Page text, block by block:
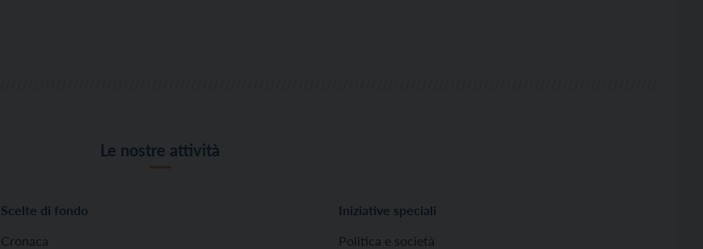
Le nostre attività
Scelte di fondo
Cronaca
Iniziative speciali
Politica e società